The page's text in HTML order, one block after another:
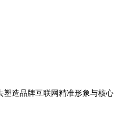
塑造品牌互联网精准形象与核心